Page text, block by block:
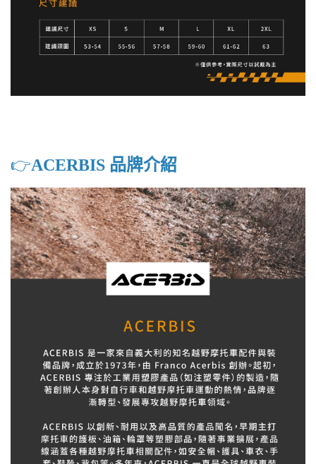
👉️ACERBIS 品牌介紹